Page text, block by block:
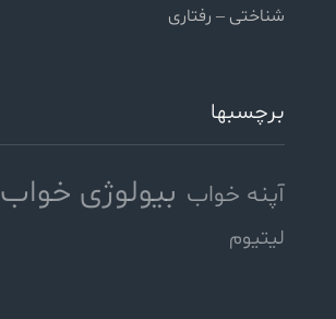
شناختی – رفتاری
برچسبها
آپنه خواب بیولوژی خواب
لیتیوم